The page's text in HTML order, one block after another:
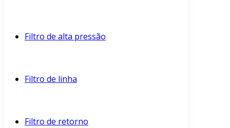
Filtro de alta pressão
Filtro de linha
Filtro de retorno